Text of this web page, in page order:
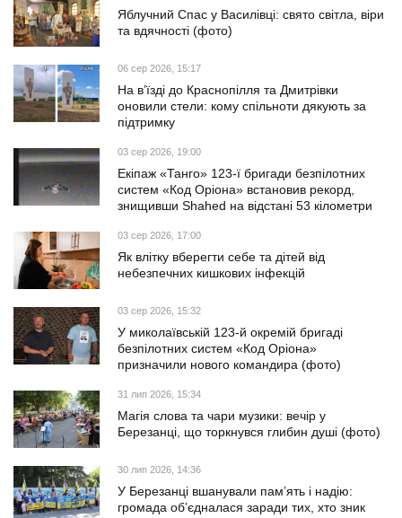
Яблучний Спас у Василівці: свято світла, віри
та вдячності (фото)
06 сер 2026, 15:17
На в’їзді до Краснопілля та Дмитрівки
оновили стели: кому спільноти дякують за
підтримку
03 сер 2026, 19:00
Екіпаж «Танго» 123-ї бригади безпілотних
систем «Код Оріона» встановив рекорд,
знищивши Shahed на відстані 53 кілометри
03 сер 2026, 17:00
Як влітку вберегти себе та дітей від
небезпечних кишкових інфекцій
03 сер 2026, 15:32
У миколаївській 123-й окремій бригаді
безпілотних систем «Код Оріона»
призначили нового командира (фото)
31 лип 2026, 15:34
Магія слова та чари музики: вечір у
Березанці, що торкнувся глибин душі (фото)
30 лип 2026, 14:36
У Березанці вшанували пам’ять і надію:
громада об’єдналася заради тих, хто зник